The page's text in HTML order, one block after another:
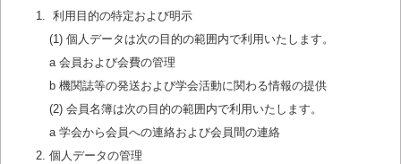
利用目的の特定および明示
(1) 個人データは次の目的の範囲内で利用いたします。
a 会員および会費の管理
b 機関誌等の発送および学会活動に関わる情報の提供
(2) 会員名簿は次の目的の範囲内で利用いたします。
a 学会から会員への連絡および会員間の連絡
個人データの管理